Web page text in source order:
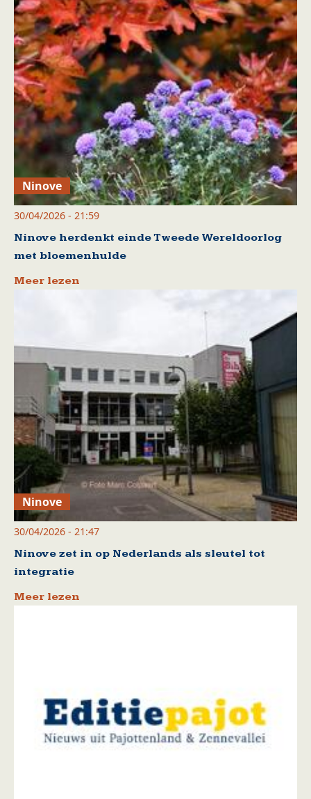
Ninove
30/04/2026 - 21:59
Ninove herdenkt einde Tweede Wereldoorlog
met bloemenhulde
Meer lezen
Ninove
30/04/2026 - 21:47
Ninove zet in op Nederlands als sleutel tot
integratie
Meer lezen